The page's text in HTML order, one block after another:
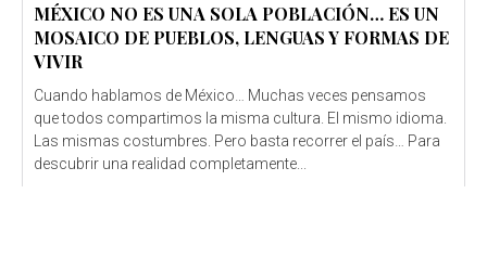
MÉXICO NO ES UNA SOLA POBLACIÓN… ES UN
MOSAICO DE PUEBLOS, LENGUAS Y FORMAS DE
VIVIR
Cuando hablamos de México… Muchas veces pensamos
que todos compartimos la misma cultura. El mismo idioma.
Las mismas costumbres. Pero basta recorrer el país… Para
descubrir una realidad completamente...